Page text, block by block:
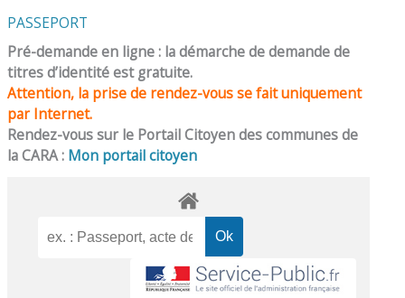
PASSEPORT
Pré-demande en ligne : la démarche de demande de
titres d’identité est gratuite.
Attention, la prise de rendez-vous se fait uniquement
par Internet.
Rendez-vous sur le Portail Citoyen des communes de
la CARA : Mon portail citoyen